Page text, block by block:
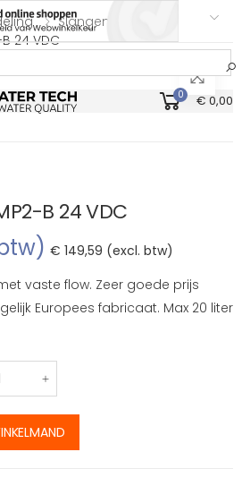
beoordeling
menu
0 € 0,00
Slangenpompen
24 VDC
B 24 VDC
€ 149,59 (excl. btw)
vaste flow. Zeer goede prijs
Europees fabricaat. Max 20 liter